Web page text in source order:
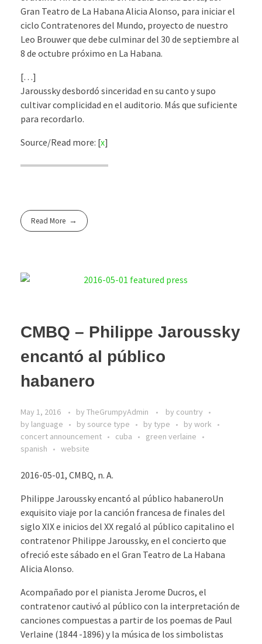
Gran Teatro de La Habana Alicia Alonso, para iniciar el
ciclo Contratenores del Mun­do, proyecto de nuestro
Leo Brouwer que debe culminar del 30 de septiembre al
8 de octubre próximo en La Habana.
[…]
Jaroussky desbordó sinceridad en su canto y supo
cultivar complicidad en el auditorio. Más que suficiente
para recordarlo.
Source/Read more: [x]
Read More
CMBQ – Philippe Jaroussky
encantó al público
habanero
May 1, 2016 by TheGrumpyAdmin
by country
by language
by source type by type
by work
concert announcement
cuba
green verlaine
spanish
website
2016-05-01, CMBQ, n. A.
Philippe Jaroussky encantó al público habaneroUn
exquisito viaje por la canción francesa de finales del
siglo XIX e inicios del XX regaló al público capitalino el
contratenor Philippe Jaroussky, en el concierto que
ofreció este sábado en el Gran Teatro de La Habana
Alicia Alonso.
Acompañado por el pianista Jerome Ducros, el
contratenor cautivó al público con la interpretación de
canciones compuestas a partir de los poemas de Paul
Verlaine (1844 -1896) y la música de los simbolistas